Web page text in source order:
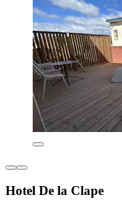
Hotel De la Clape